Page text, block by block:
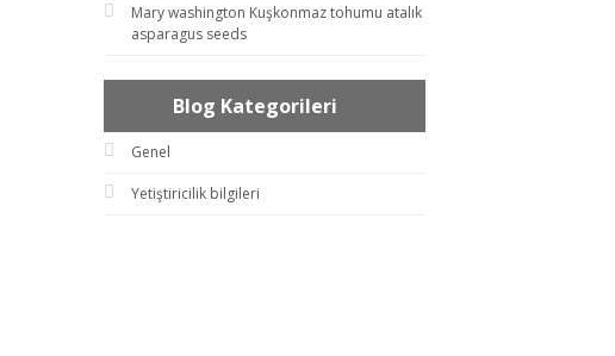
Mary washington Kuşkonmaz tohumu atalık
asparagus seeds
Blog Kategorileri
Genel
Yetiştiricilik bilgileri